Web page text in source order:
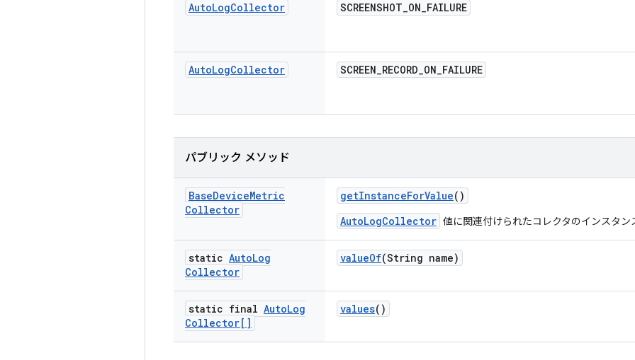
AutoLogCollector SCREENSHOT_ON_FAILURE
AutoLogCollector SCREEN_RECORD_ON_FAILURE
パブリック メソッド
BaseDeviceMetric
Collector
getInstanceForValue()
AutoLogCollector 値に関連付けられたコレクタのインスタン
static AutoLog
Collector
valueOf(String name)
static final AutoLog
Collector[]
values()